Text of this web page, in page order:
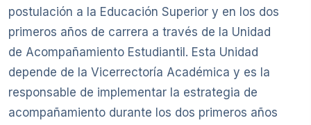
postulación a la Educación Superior y en los dos
primeros años de carrera a través de la Unidad
de Acompañamiento Estudiantil. Esta Unidad
depende de la Vicerrectoría Académica y es la
responsable de implementar la estrategia de
acompañamiento durante los dos primeros años